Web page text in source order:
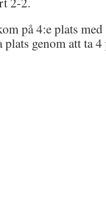
på 4:e plats
genom att ta 4